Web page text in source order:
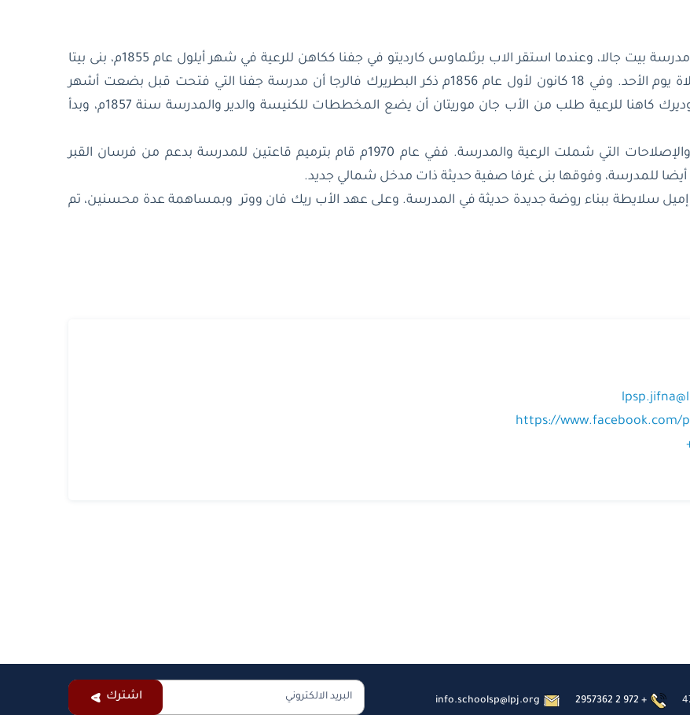
تفتخر جفنا بأنها ثاني مدرسة أسستها البطريركية بعد مدرسة بيت جالا، وعندما استقر الاب برثلماوس كارديتو في جفنا ككاهن للرعية في شهر أيلول عام 1855م، بنى بيتا
متواضعا كان يستعمله كسكن ومدرسة ومكان للصلاة يوم الأحد. وفي 18 كانون لأول عام 1856م ذكر البطريرك فالرجا أن مدرسة جفنا التي فتحت قبل بضعت أشهر
يدرس فيها خمسة عشر طالبا. وعندما أصبح الأب كوديرك كاهنا للرعية طلب من الأب جان موريتان أن يضع المخططات للكنيسة والدير والمدرسة سنة 1857م، وبدأ
قام الأب ألفرد عطية أثناء خدمته بالكثير من الأعمال والإصلاحات التي شملت الرعية والمدرسة. ففي عام 1970م قام بترميم قاعتين للمدرسة بدعم من فرسان القبر
للمدرسة، وفوقها بنى غرفا صفية حديثة ذات مدخل شمالي جديد.
الثانية في جفنا سنة 2005م، قام الأب إميل سلايطة ببناء روضة جديدة حديثة في المدرسة. وعلى عهد الأب ريك فان ووتر وبمساهمة عدة محسنين، تم
https://www.facebook.com/
2957362 2 972 +
info.schoolsp@lpj.org اشترك